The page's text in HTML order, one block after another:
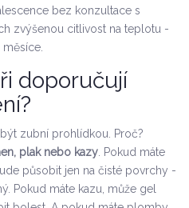
bez konzultace s
zvýšenou citlivost na teplotu -
doporučují
zubní prohlídkou. Proč?
plak nebo kazy . Pokud máte
působit jen na čisté povrchy -
Pokud máte kazu, může gel